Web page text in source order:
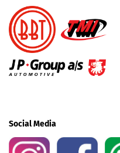
Social Media